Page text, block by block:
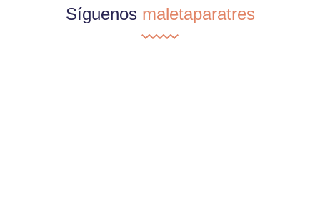
Síguenos maletaparatres